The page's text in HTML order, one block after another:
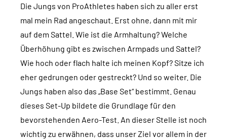
Die Jungs von ProAthletes haben sich zu aller erst
mal mein Rad angeschaut. Erst ohne, dann mit mir
auf dem Sattel. Wie ist die Armhaltung? Welche
Überhöhung gibt es zwischen Armpads und Sattel?
Wie hoch oder flach halte ich meinen Kopf? Sitze ich
eher gedrungen oder gestreckt? Und so weiter. Die
Jungs haben also das „Base Set“ bestimmt. Genau
dieses Set-Up bildete die Grundlage für den
bevorstehenden Aero-Test. An dieser Stelle ist noch
wichtig zu erwähnen, dass unser Ziel vor allem in der